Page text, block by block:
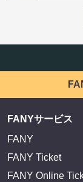
FANYサービス
FANY
FANY Ticket
FANY Online